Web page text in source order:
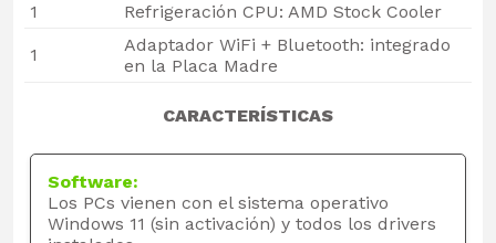
1
Refrigeración CPU: AMD Stock Cooler
1
Adaptador WiFi + Bluetooth: integrado
en la Placa Madre
CARACTERÍSTICAS
Software:
Los PCs vienen con el sistema operativo
Windows 11 (sin activación) y todos los drivers